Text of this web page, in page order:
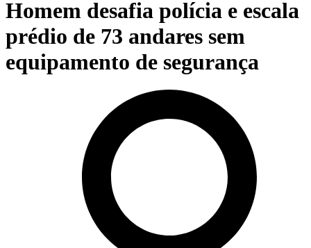
Homem desafia polícia e escala
prédio de 73 andares sem
equipamento de segurança